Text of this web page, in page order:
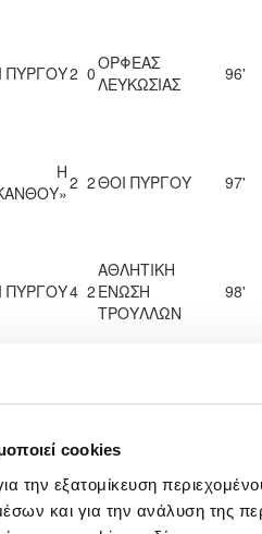
cookies
την εξατομίκευση
και για την ανάλυση της
ΠΥΡΓΟΥ2 0ΟΡΦΕΑΣ
ΛΕΥΚΩΣΙΑΣ
96'
Η2 2ΘΟΙ ΠΥΡΓΟΥ 97'
ΠΥΡΓΟΥ4 2
ΑΘΛΗΤΙΚΗ
ΕΝΩΣΗ
ΤΡΟΥΛΛΩΝ
98'
0 0ΘΟΙ ΠΥΡΓΟΥ 89'
ΠΥΡΓΟΥ0 3
Α.Ο. ΘΥΕΛΛΑ
ΑΓΙΟΥ
ΘΕΟΔΩΡΟΥ
95'